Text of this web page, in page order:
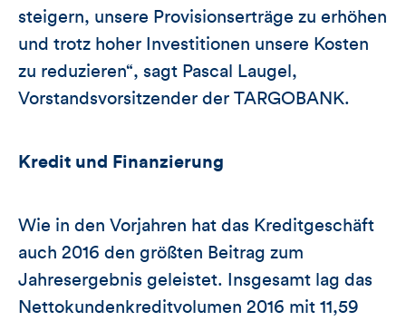
steigern, unsere Provisionserträge zu erhöhen
und trotz hoher Investitionen unsere Kosten
zu reduzieren“, sagt Pascal Laugel,
Vorstandsvorsitzender der TARGOBANK.
Kredit und Finanzierung
Wie in den Vorjahren hat das Kreditgeschäft
auch 2016 den größten Beitrag zum
Jahresergebnis geleistet. Insgesamt lag das
Nettokundenkreditvolumen 2016 mit 11,59